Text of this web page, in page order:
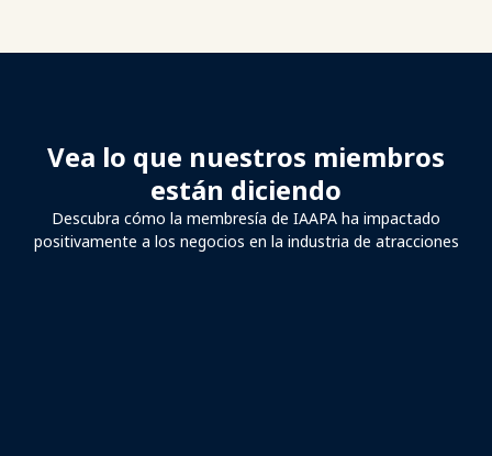
Vea lo que nuestros miembros
están diciendo
Descubra cómo la membresía de IAAPA ha impactado
positivamente a los negocios en la industria de atracciones